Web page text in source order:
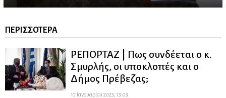
ΠΕΡΙΣΣΌΤΕΡΑ
ΡΕΠΟΡΤΑΖ | Πως συνδέεται ο κ.
Σμυρλής, οι υποκλοπές και ο
Δήμος Πρέβεζας;
10 Ιανουαρίου 2023, 13:03